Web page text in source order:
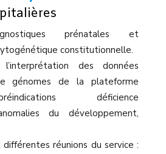
prénatales et
constitutionnelle.
des données
génomes de la plateforme
déficience
du développement,
réunions du service :